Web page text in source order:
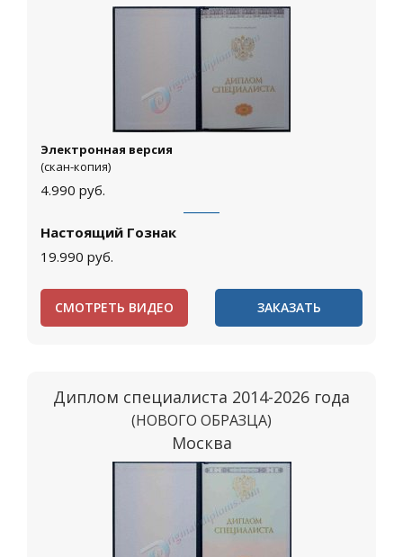
Электронная версия
(скан-копия)
4.990 руб.
Настоящий Гознак
19.990 руб.
СМОТРЕТЬ ВИДЕО ЗАКАЗАТЬ
Диплом специалиста 2014-2026 года
(НОВОГО ОБРАЗЦА)
Москва